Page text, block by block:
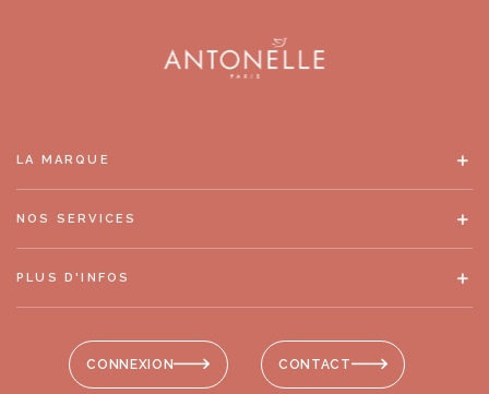
CONNEXION CONTACT
LA MARQUE
NOS SERVICES
PLUS D'INFOS